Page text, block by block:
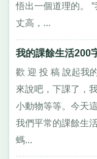
悟出一個道理的。
丈高，...
我的課餘生活200
歡 迎 投 稿 說起我
來說吧，下課了，
小動物等等。今天
我們平常的課餘生
螞...